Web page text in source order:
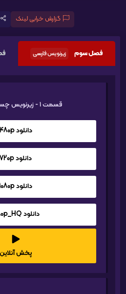
گزارش خرابی لینک
فصل سوم زیرنویس فارسی
قسمت 1 - زیرنویس چسبیده فارسی
دانلود 480p
دانلود 720p
دانلود 1080p
دانلود 1080p_HQ
پخش آنلاین